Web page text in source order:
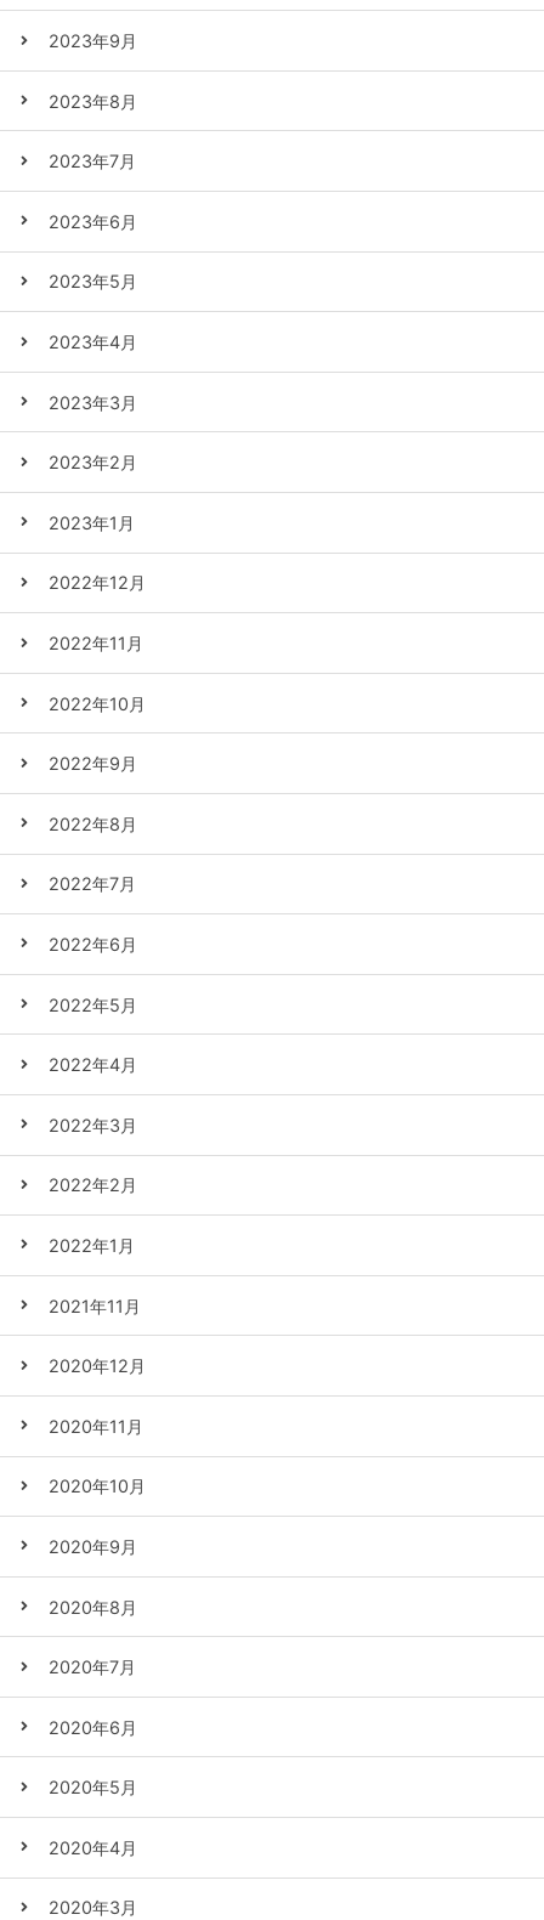
2023年9月
2023年8月
2023年7月
2023年6月
2023年5月
2023年4月
2023年3月
2023年2月
2023年1月
2022年12月
2022年11月
2022年10月
2022年9月
2022年8月
2022年7月
2022年6月
2022年5月
2022年4月
2022年3月
2022年2月
2022年1月
2021年11月
2020年12月
2020年11月
2020年10月
2020年9月
2020年8月
2020年7月
2020年6月
2020年5月
2020年4月
2020年3月